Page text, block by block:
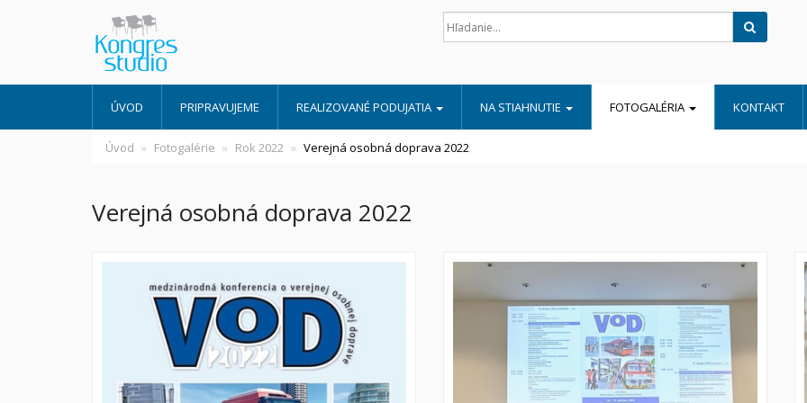
ÚVOD PRIPRAVUJEME REALIZOVANÉ PODUJATIA NA STIAHNUTIE FOTOGALÉRIA KONTAKT
Úvod Fotogalérie Rok 2022 Verejná osobná doprava 2022
Verejná osobná doprava 2022